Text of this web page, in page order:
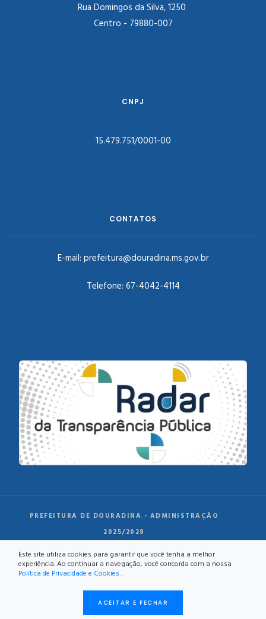
Rua Domingos da Silva, 1250
Centro - 79880-007
CNPJ
15.479.751/0001-00
CONTATOS
E-mail: prefeitura@douradina.ms.gov.br
Telefone: 67-4042-4114
PREFEITURA DE DOURADINA - ADMINISTRAÇÃO
2025/2028
Este site utiliza cookies para garantir que você tenha a melhor
experiência. Ao continuar a navegação, você concorda com a nossa
Política de Privacidade e Cookies .
ACEITAR E FECHAR